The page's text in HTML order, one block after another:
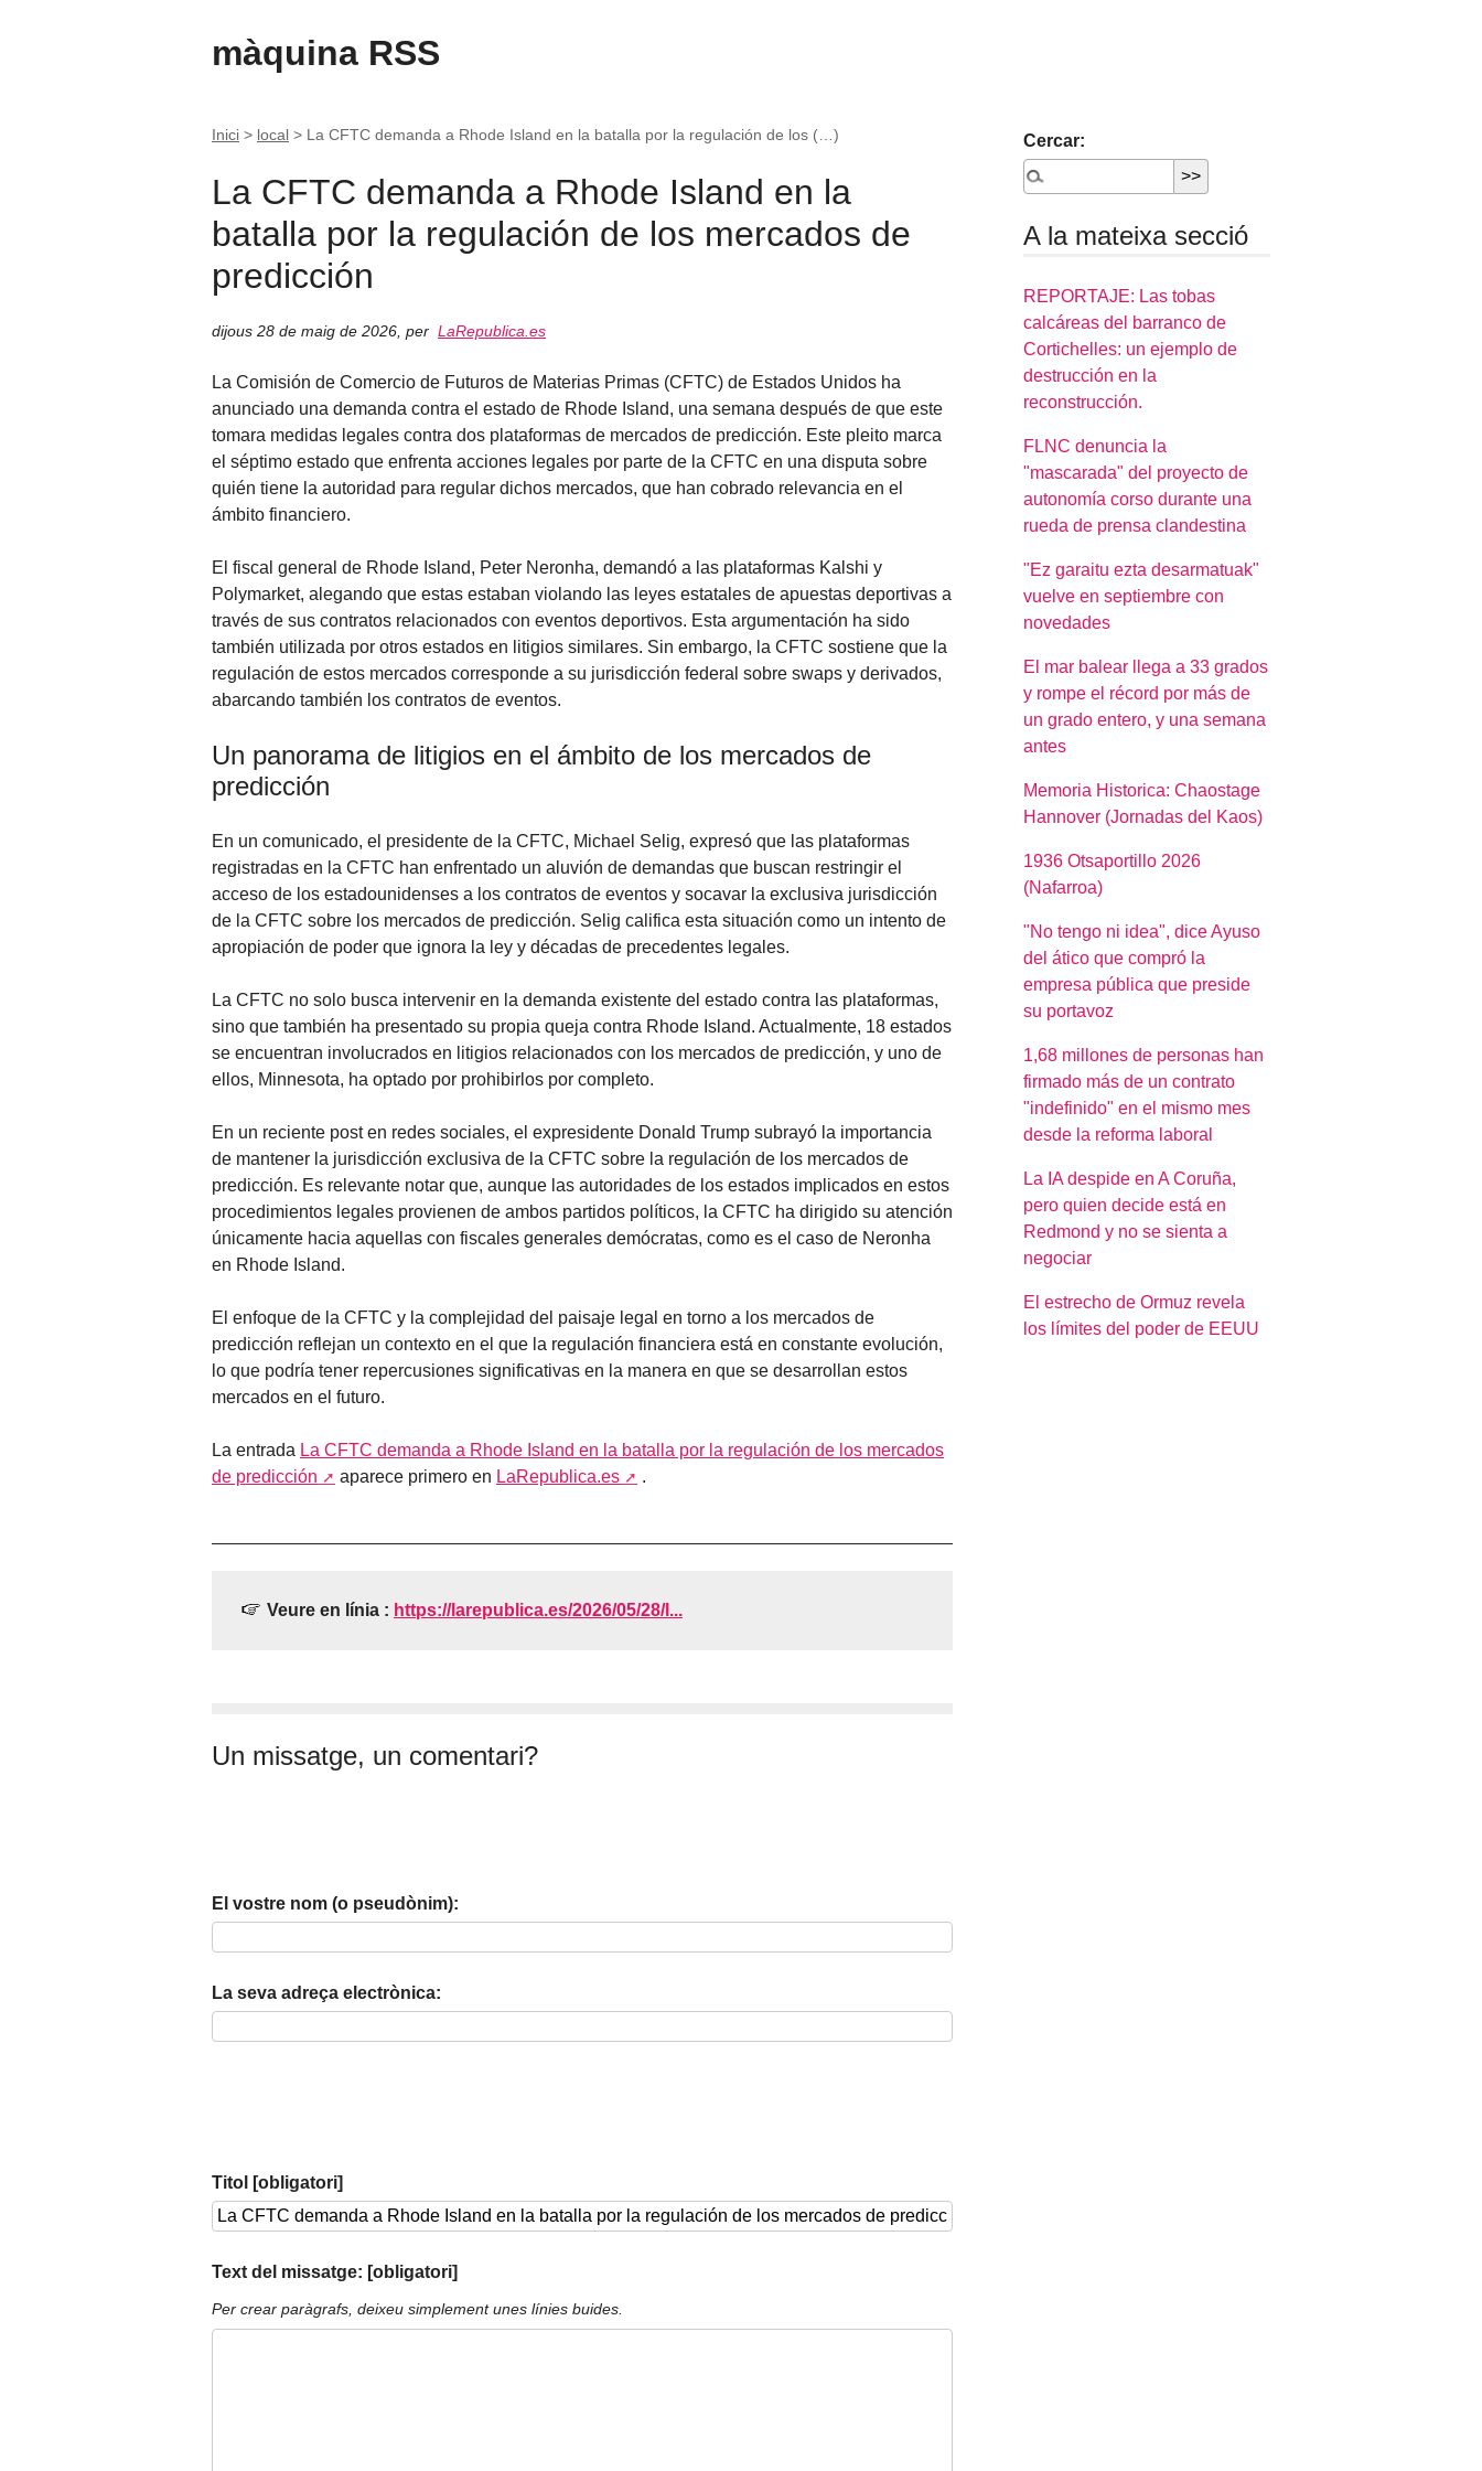
màquina RSS
Inici > local > La CFTC demanda a Rhode Island en la batalla por la regulación de los (…)
La CFTC demanda a Rhode Island en la
batalla por la regulación de los mercados de
predicción
dijous 28 de maig de 2026 per LaRepublica.es
La Comisión de Comercio de Futuros de Materias Primas (CFTC) de Estados Unidos ha
anunciado una demanda contra el estado de Rhode Island, una semana después de que este
tomara medidas legales contra dos plataformas de mercados de predicción. Este pleito marca
el séptimo estado que enfrenta acciones legales por parte de la CFTC en una disputa sobre
quién tiene la autoridad para regular dichos mercados, que han cobrado relevancia en el
ámbito financiero.
El fiscal general de Rhode Island, Peter Neronha, demandó a las plataformas Kalshi y
Polymarket, alegando que estas estaban violando las leyes estatales de apuestas deportivas a
través de sus contratos relacionados con eventos deportivos. Esta argumentación ha sido
también utilizada por otros estados en litigios similares. Sin embargo, la CFTC sostiene que la
regulación de estos mercados corresponde a su jurisdicción federal sobre swaps y derivados,
abarcando también los contratos de eventos.
Un panorama de litigios en el ámbito de los mercados de
predicción
En un comunicado, el presidente de la CFTC, Michael Selig, expresó que las plataformas
registradas en la CFTC han enfrentado un aluvión de demandas que buscan restringir el
acceso de los estadounidenses a los contratos de eventos y socavar la exclusiva jurisdicción
de la CFTC sobre los mercados de predicción. Selig califica esta situación como un intento de
apropiación de poder que ignora la ley y décadas de precedentes legales.
La CFTC no solo busca intervenir en la demanda existente del estado contra las plataformas,
sino que también ha presentado su propia queja contra Rhode Island. Actualmente, 18 estados
se encuentran involucrados en litigios relacionados con los mercados de predicción, y uno de
ellos, Minnesota, ha optado por prohibirlos por completo.
En un reciente post en redes sociales, el expresidente Donald Trump subrayó la importancia
de mantener la jurisdicción exclusiva de la CFTC sobre la regulación de los mercados de
predicción. Es relevante notar que, aunque las autoridades de los estados implicados en estos
procedimientos legales provienen de ambos partidos políticos, la CFTC ha dirigido su atención
únicamente hacia aquellas con fiscales generales demócratas, como es el caso de Neronha
en Rhode Island.
El enfoque de la CFTC y la complejidad del paisaje legal en torno a los mercados de
predicción reflejan un contexto en el que la regulación financiera está en constante evolución,
lo que podría tener repercusiones significativas en la manera en que se desarrollan estos
mercados en el futuro.
La entrada La CFTC demanda a Rhode Island en la batalla por la regulación de los mercados
de predicción
aparece primero en LaRepublica.es .
Veure en línia : https://larepublica.es/2026/05/28/l...
Un missatge, un comentari?
El vostre nom (o pseudònim):
La seva adreça electrònica:
Titol [obligatori]
Text del missatge: [obligatori]
Per crear paràgrafs, deixeu simplement unes línies buides.
Cercar:
A la mateixa secció
REPORTAJE: Las tobas
calcáreas del barranco de
Cortichelles: un ejemplo de
destrucción en la
reconstrucción.
FLNC denuncia la
"mascarada" del proyecto de
autonomía corso durante una
rueda de prensa clandestina
"Ez garaitu ezta desarmatuak"
vuelve en septiembre con
novedades
El mar balear llega a 33 grados
y rompe el récord por más de
un grado entero, y una semana
antes
Memoria Historica: Chaostage
Hannover (Jornadas del Kaos)
1936 Otsaportillo 2026
(Nafarroa)
"No tengo ni idea", dice Ayuso
del ático que compró la
empresa pública que preside
su portavoz
1,68 millones de personas han
firmado más de un contrato
"indefinido" en el mismo mes
desde la reforma laboral
La IA despide en A Coruña,
pero quien decide está en
Redmond y no se sienta a
negociar
El estrecho de Ormuz revela
los límites del poder de EEUU